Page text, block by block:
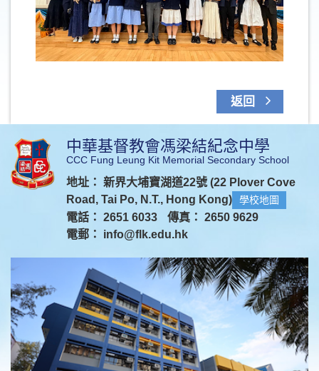
返回
中華基督教會馮梁結紀念中學
CCC Fung Leung Kit Memorial Secondary School
地址： 新界大埔寶湖道22號 (22 Plover Cove
Road, Tai Po, N.T., Hong Kong)
學校地圖
電話： 2651 6033
傳真： 2650 9629
電郵： info@flk.edu.hk